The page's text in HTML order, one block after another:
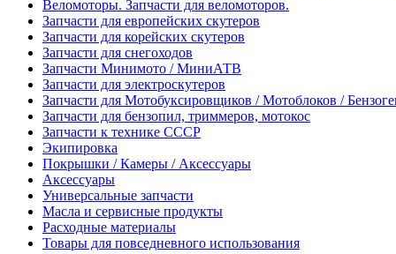
Веломоторы. Запчасти для веломоторов.
Запчасти для европейских скутеров
Запчасти для корейских скутеров
Запчасти для снегоходов
Запчасти Минимото / МиниАТВ
Запчасти для электроскутеров
Запчасти для Мотобуксировщиков / Мотоблоков /
Запчасти для бензопил, триммеров, мотокос
Запчасти к технике СССР
Экипировка
Покрышки / Камеры / Аксессуары
Аксессуары
Универсальные запчасти
Масла и сервисные продукты
Расходные материалы
Товары для повседневного использования